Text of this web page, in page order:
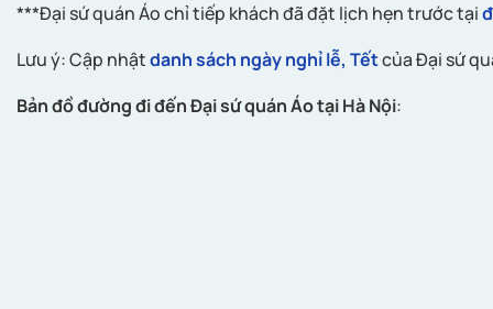
***Đại sứ quán Áo chỉ tiếp khách đã đặt lịch hẹn trước tại
Lưu ý: Cập nhậtdanh sách ngày nghỉ lễ, Tếtcủa Đại sứ
Bản đồ đường đi đến Đại sứ quán Áo tại Hà Nội: